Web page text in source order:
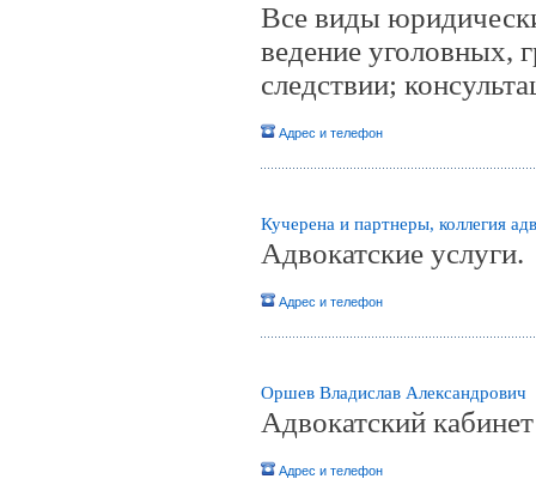
Все виды
ведение уголовных,
следствии;
Адрес и телефон
Кучерена и партнеры, коллегия
Адвокатские услуги.
Адрес и телефон
Оршев Владислав Александрович
Адвокатский кабинет
Адрес и телефон